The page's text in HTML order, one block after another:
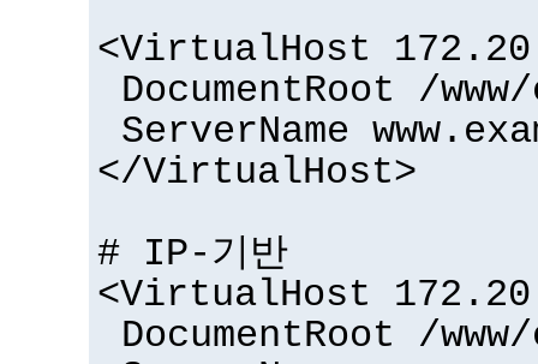
<VirtualHost
DocumentRoot /
ServerName
</VirtualHost>
# IP-기반
<VirtualHost
DocumentRoot /